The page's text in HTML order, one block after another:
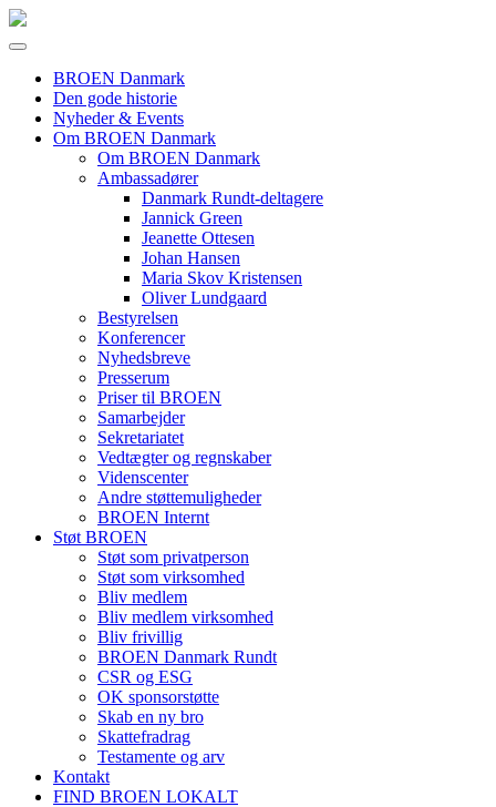
BROEN Danmark
Den gode historie
Nyheder & Events
Om BROEN Danmark
Om BROEN Danmark
Ambassadører
Danmark Rundt-deltagere
Jannick Green
Jeanette Ottesen
Johan Hansen
Maria Skov Kristensen
Oliver Lundgaard
Bestyrelsen
Konferencer
Nyhedsbreve
Presserum
Priser til BROEN
Samarbejder
Sekretariatet
Vedtægter og regnskaber
Videnscenter
Andre støttemuligheder
BROEN Internt
Støt BROEN
Støt som privatperson
Støt som virksomhed
Bliv medlem
Bliv medlem virksomhed
Bliv frivillig
BROEN Danmark Rundt
CSR og ESG
OK sponsorstøtte
Skab en ny bro
Skattefradrag
Testamente og arv
Kontakt
FIND BROEN LOKALT